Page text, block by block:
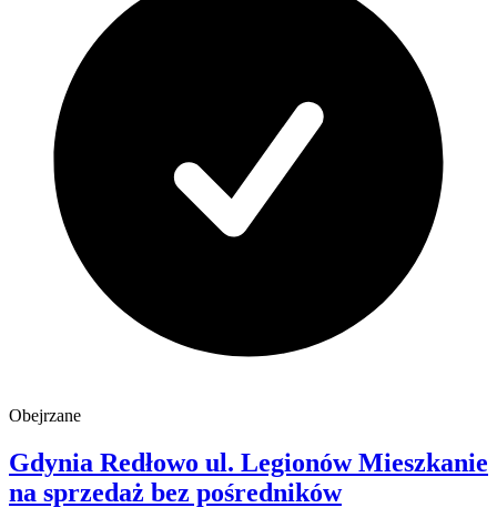
Obejrzane
Gdynia Redłowo ul. Legionów Mieszkanie
na sprzedaż bez pośredników